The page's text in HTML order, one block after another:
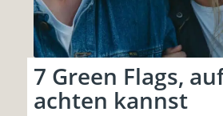
7 Green Flags,
achten kannst